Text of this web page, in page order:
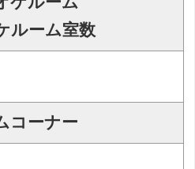
ルーム室数
コーナー